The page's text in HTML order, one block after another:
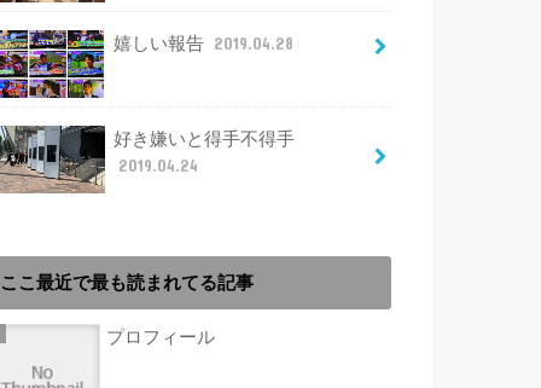
嬉しい報告 2019.04.28
好き嫌いと得手不得手
2019.04.24
ここ最近で最も読まれてる記事
プロフィール